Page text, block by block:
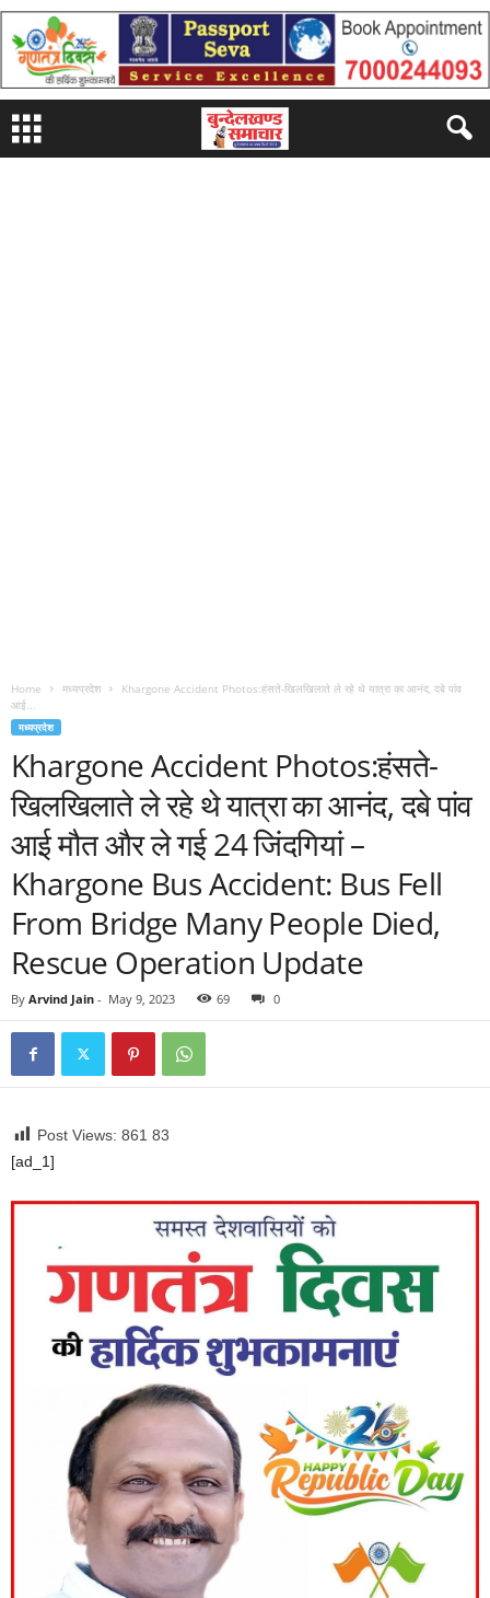
Home मध्यप्रदेश
Khargone Accident Photos:हंसते-खिलखिलाते ले रहे थे यात्रा का आनंद, दबे पांव
आई...
मध्यप्रदेश
Khargone Accident Photos:हंसते-
खिलखिलाते ले रहे थे यात्रा का आनंद, दबे पांव
आई मौत और ले गई 24 जिंदगियां –
Khargone Bus Accident: Bus Fell
From Bridge Many People Died,
Rescue Operation Update
By Arvind Jain - May 9, 2023 69 0
Post Views: 861 83
[ad_1]